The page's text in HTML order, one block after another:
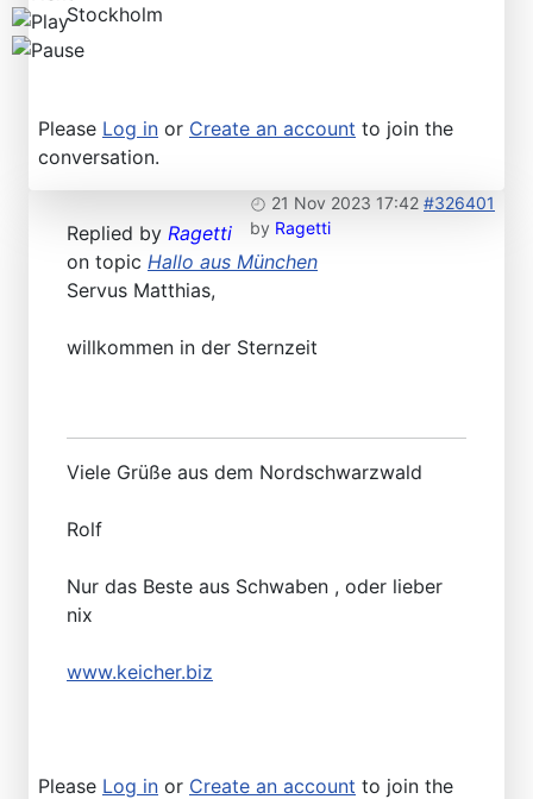
Stockholm
Please Log in or Create an account to join the
conversation.
21 Nov 2023 17:42 #326401
by Ragetti
Replied by Ragetti
on topic Hallo aus München
Servus Matthias,
willkommen in der Sternzeit
Viele Grüße aus dem Nordschwarzwald
Rolf
Nur das Beste aus Schwaben , oder lieber
nix
www.keicher.biz
Please Log in or Create an account to join the